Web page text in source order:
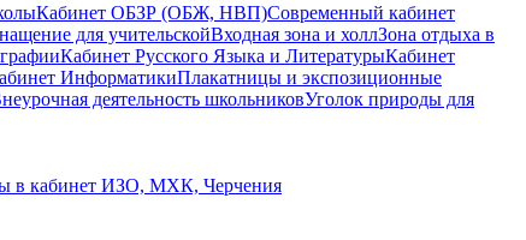
Кабинет ОБЗР (ОБЖ, НВП)Современный кабинет
для учительскойВходная зона и холлЗона отдыха в
Кабинет Русского Языка и ЛитературыКабинет
ИнформатикиПлакатницы и экспозиционные
деятельность школьниковУголок природы для
в кабинет ИЗО, МХК, Черчения